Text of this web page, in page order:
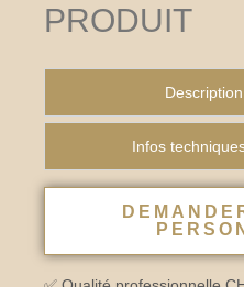
PRODUIT
Infos